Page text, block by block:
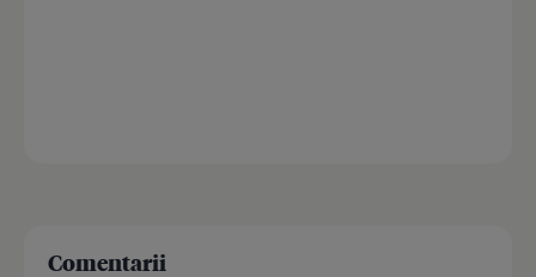
Comentarii